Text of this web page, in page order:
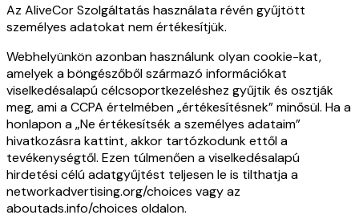
Az AliveCor Szolgáltatás használata révén gyűjtött
személyes adatokat nem értékesítjük.
Webhelyünkön azonban használunk olyan cookie-kat,
amelyek a böngészőből származó információkat
viselkedésalapú célcsoportkezeléshez gyűjtik és osztják
meg, ami a CCPA értelmében „értékesítésnek” minősül. Ha a
honlapon a „Ne értékesítsék a személyes adataim”
hivatkozásra kattint, akkor tartózkodunk ettől a
tevékenységtől. Ezen túlmenően a viselkedésalapú
hirdetési célú adatgyűjtést teljesen le is tilthatja a
networkadvertising.org/choices vagy az
aboutads.info/choices oldalon.